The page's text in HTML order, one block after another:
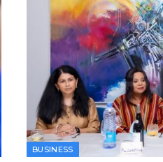
BUSINESS